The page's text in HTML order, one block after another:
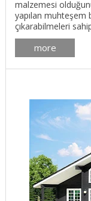
malzemesi
yapılan muhteşem
çıkarabilmeleri
more